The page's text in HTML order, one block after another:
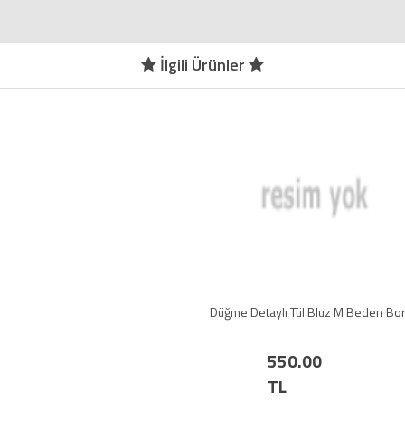
İlgili Ürünler
Düğme Detaylı Tül Bluz M Beden Bordo